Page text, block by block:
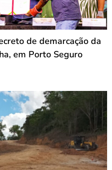
de demarcação da
em Porto Seguro